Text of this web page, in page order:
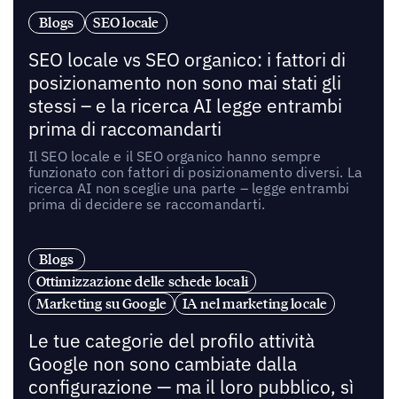
Blogs SEO locale
SEO locale vs SEO organico: i fattori di
posizionamento non sono mai stati gli
stessi – e la ricerca AI legge entrambi
prima di raccomandarti
Il SEO locale e il SEO organico hanno sempre
funzionato con fattori di posizionamento diversi. La
ricerca AI non sceglie una parte – legge entrambi
prima di decidere se raccomandarti.
Blogs
Ottimizzazione delle schede locali
Marketing su Google
IA nel marketing locale
Le tue categorie del profilo attività
Google non sono cambiate dalla
configurazione — ma il loro pubblico, sì